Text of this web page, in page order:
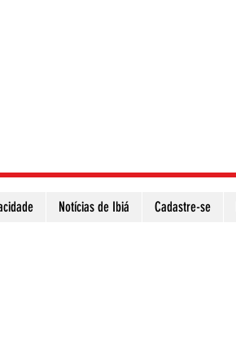
Notícias de Ibiá Cadastre-se